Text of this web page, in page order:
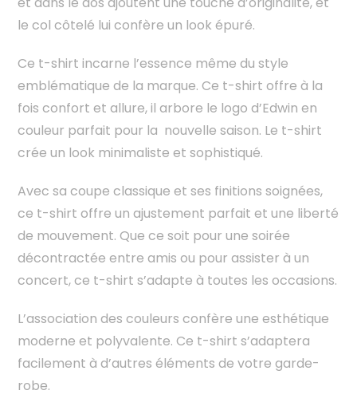
le col côtelé lui confère un look épuré.
Ce t-shirt incarne l’essence même du style
emblématique de la marque. Ce t-shirt offre à la
fois confort et allure, il arbore le logo d’Edwin en
couleur parfait pour la nouvelle saison. Le t-shirt
crée un look minimaliste et sophistiqué.
Avec sa coupe classique et ses finitions soignées,
ce t-shirt offre un ajustement parfait et une liberté
de mouvement. Que ce soit pour une soirée
décontractée entre amis ou pour assister à un
concert, ce t-shirt s’adapte à toutes les occasions.
L’association des couleurs confère une esthétique
moderne et polyvalente. Ce t-shirt s’adaptera
facilement à d’autres éléments de votre garde-
robe.